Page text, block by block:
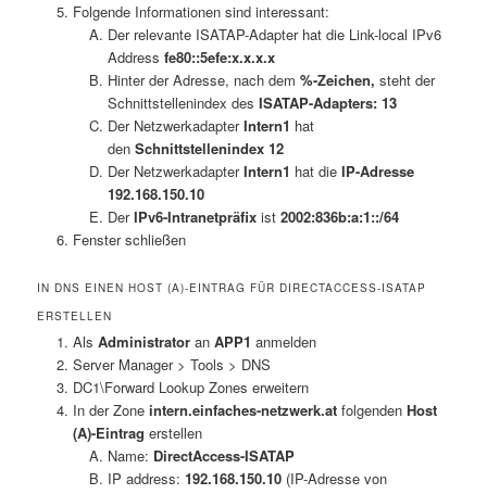
Folgende Informationen sind interessant:
Der relevante ISATAP-Adapter hat die Link-local IPv6
Addressfe80::5efe:x.x.x.x
Hinter der Adresse, nach dem%-Zeichen, steht der
Schnittstellenindex desISATAP-Adapters: 13
Der NetzwerkadapterIntern1 hat
denSchnittstellenindex 12
Der NetzwerkadapterIntern1 hat dieIP-Adresse
192.168.150.10
DerIPv6-Intranetpräfix ist2002:836b:a:1::/64
Fenster schließen
IN DNS EINEN HOST (A)-EINTRAG FÜR DIRECTACCESS-ISATAP
ERSTELLEN
Als Administratoran APP1 anmelden
Server Manager > Tools > DNS
DC1\Forward Lookup Zones erweitern
In der Zone intern.einfaches-netzwerk.at folgenden Host
(A)-Eintrag erstellen
Name: DirectAccess-ISATAP
IP address:192.168.150.10 (IP-Adresse von